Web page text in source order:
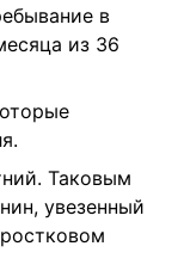
в
из 36
Таковым
увезенный